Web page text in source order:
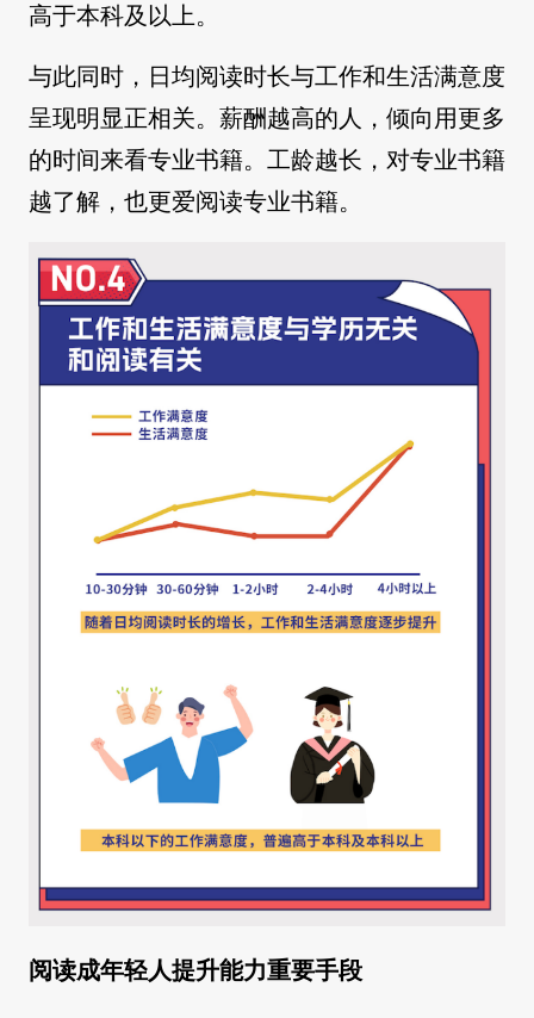
高于本科及以上。
与此同时，日均阅读时长与工作和生活满意度
呈现明显正相关。薪酬越高的人，倾向用更多
的时间来看专业书籍。工龄越长，对专业书籍
越了解，也更爱阅读专业书籍。
阅读成年轻人提升能力重要手段